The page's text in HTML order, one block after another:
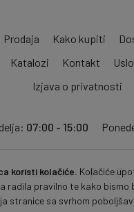
Prodaja Kako kupiti
Katalozi Kontakt
Izjava o privatnosti
07:00 - 15:00
Pratite nas:
koristi kolačiće. Kolačiće
radila pravilno te kako bismo
stranice sa svrhom